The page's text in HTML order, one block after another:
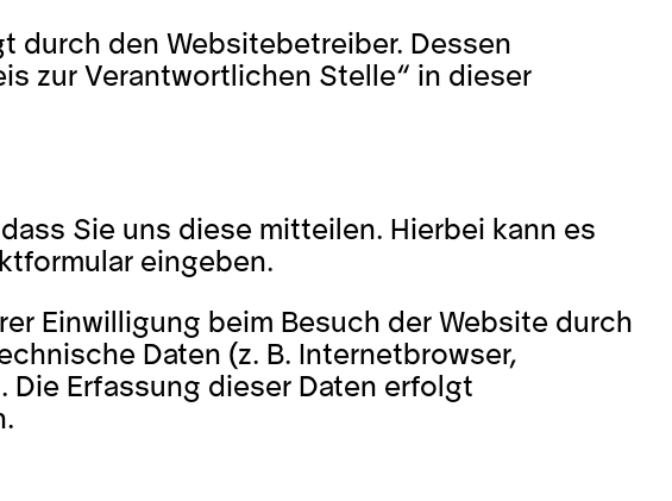
durch den Websitebetreiber. Dessen
zur Verantwortlichen Stelle“ in dieser
Sie uns diese mitteilen. Hierbei kann es
eingeben.
Einwilligung beim Besuch der Website durch
Daten (z. B. Internetbrowser,
Erfassung dieser Daten erfolgt